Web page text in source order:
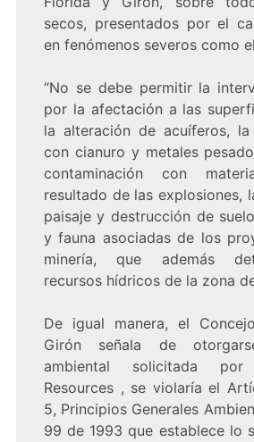
secos, presentados por el
en fenómenos severos como
“No se debe permitir la
por la afectación a las
la alteración de acuíferos, la
con cianuro y metales
contaminación con
resultado de las explosiones,
paisaje y destrucción de
y fauna asociadas de los
minería, que además
recursos hídricos de la zona
De igual manera, el
Girón señala de
ambiental solicitada
Resources , se violaría el
5, Principios Generales
99 de 1993 que establece lo